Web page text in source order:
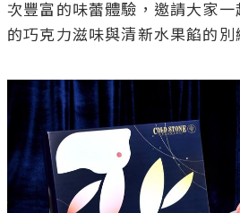
次豐富的味蕾體驗，邀請大家
的巧克力滋味與清新水果餡的別